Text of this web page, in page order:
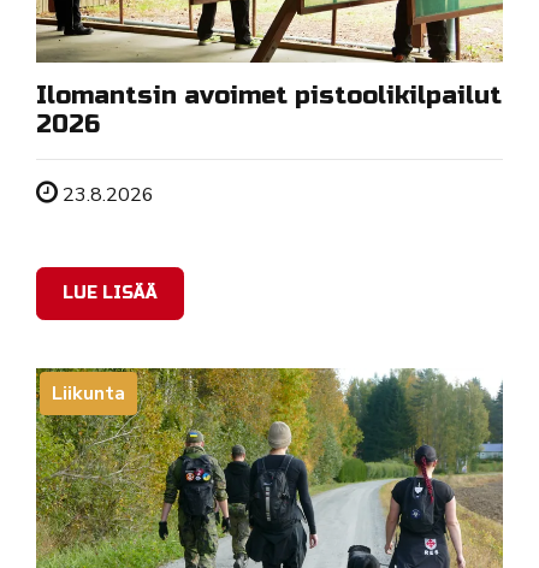
Ilomantsin avoimet pistoolikilpailut
2026
Tapahtuman ajankohta
23.8.2026
LUE LISÄÄ
Liikunta